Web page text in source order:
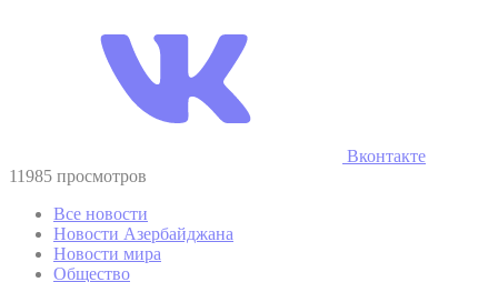
Вконтакте
11985 просмотров
Все новости
Новости Азербайджана
Новости мира
Общество